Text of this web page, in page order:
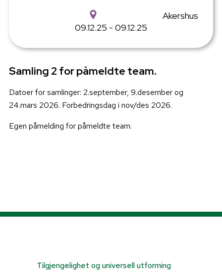
Akershus
09.12.25 - 09.12.25
Samling 2 for påmeldte team.
Datoer for samlinger: 2.september, 9.desember og
24.mars 2026. Forbedringsdag i nov/des 2026.
Egen påmelding for påmeldte team.
Tilgjengelighet og universell utforming